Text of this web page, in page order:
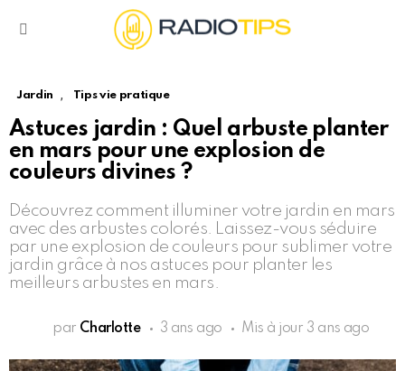
Jardin , Tips vie pratique
Astuces jardin : Quel arbuste planter
en mars pour une explosion de
couleurs divines ?
Découvrez comment illuminer votre jardin en mars
avec des arbustes colorés. Laissez-vous séduire
par une explosion de couleurs pour sublimer votre
jardin grâce à nos astuces pour planter les
meilleurs arbustes en mars.
par Charlotte 3 ans ago Mis à jour 3 ans ago